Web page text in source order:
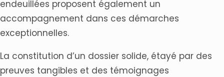
endeuillées proposent également un
accompagnement dans ces démarches
exceptionnelles.
La constitution d’un dossier solide, étayé par des
preuves tangibles et des témoignages